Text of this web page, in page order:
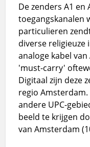
De zenders A1 en
toegangskanalen
particulieren
diverse religieuze
analoge kabel
'must-carry'
Digitaal zijn deze
regio
andere UPC-
beeld te krijgen
van Amsterdam